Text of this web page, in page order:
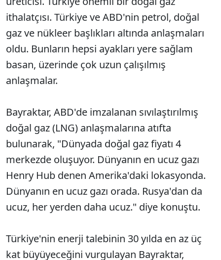
ithalatçısı. Türkiye ve ABD'nin petrol, doğal
gaz ve nükleer başlıkları altında anlaşmaları
oldu. Bunların hepsi ayakları yere sağlam
basan, üzerinde çok uzun çalışılmış
anlaşmalar.
Bayraktar, ABD'de imzalanan sıvılaştırılmış
doğal gaz (LNG) anlaşmalarına atıfta
bulunarak, "Dünyada doğal gaz fiyatı 4
merkezde oluşuyor. Dünyanın en ucuz gazı
Henry Hub denen Amerika'daki lokasyonda.
Dünyanın en ucuz gazı orada. Rusya'dan da
ucuz, her yerden daha ucuz." diye konuştu.
Türkiye'nin enerji talebinin 30 yılda en az üç
kat büyüyeceğini vurgulayan Bayraktar,